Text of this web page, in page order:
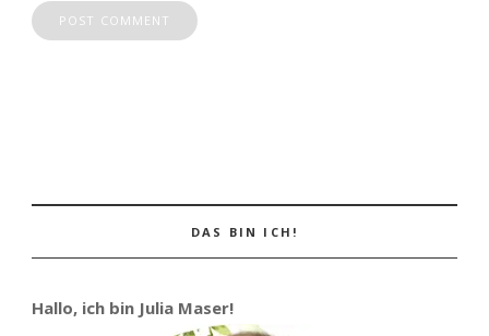
DAS BIN ICH!
Hallo, ich bin Julia Maser!